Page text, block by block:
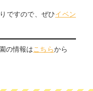
ですので、ぜひイベン
の情報はこちらから